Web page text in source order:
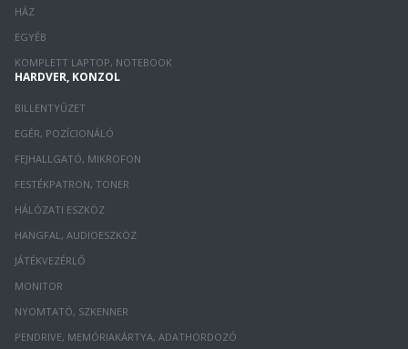
HÁZ
EGYÉB
KOMPLETT LAPTOP, NOTEBOOK
HARDVER, KONZOL
BILLENTYŰZET
EGÉR, POZÍCIONÁLÓ
FEJHALLGATÓ, MIKROFON
FESTÉKPATRON, TONER
HÁLÓZATI ESZKÖZ
HANGFAL, AUDIOESZKÖZ
JÁTÉKVEZÉRLŐ
MONITOR
NYOMTATÓ, SZKENNER
PENDRIVE, MEMÓRIAKÁRTYA, ADATHORDOZÓ